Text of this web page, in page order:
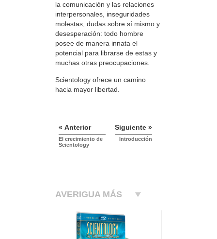
la comunicación y las relaciones
interpersonales, inseguridades
molestas, dudas sobre sí mismo y
desesperación: todo hombre
posee de manera innata el
potencial para librarse de estas y
muchas otras preocupaciones.
Scientology ofrece un camino
hacia mayor libertad.
« Anterior
El crecimiento de
Scientology
Siguiente »
Introducción
AVERIGUA MÁS